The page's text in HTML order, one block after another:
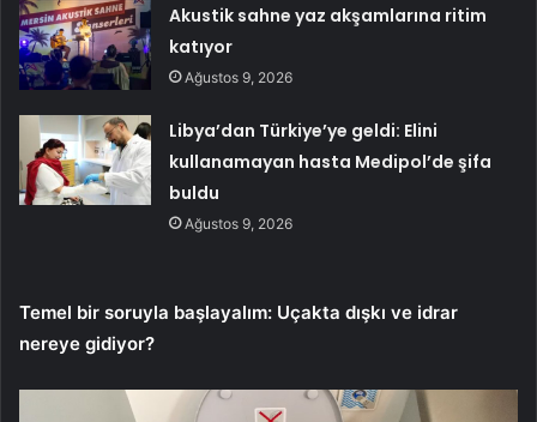
Akustik sahne yaz akşamlarına ritim
katıyor
Ağustos 9, 2026
Libya’dan Türkiye’ye geldi: Elini
kullanamayan hasta Medipol’de şifa
buldu
Ağustos 9, 2026
Temel bir soruyla başlayalım: Uçakta dışkı ve idrar
nereye gidiyor?